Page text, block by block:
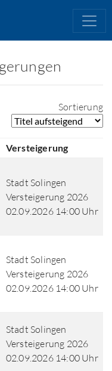
Sortierung
Versteigerung
Stadt Solingen
Versteigerung 2026
02.09.2026 14:00 Uhr
Stadt Solingen
Versteigerung 2026
02.09.2026 14:00 Uhr
Stadt Solingen
Versteigerung 2026
02.09.2026 14:00 Uhr